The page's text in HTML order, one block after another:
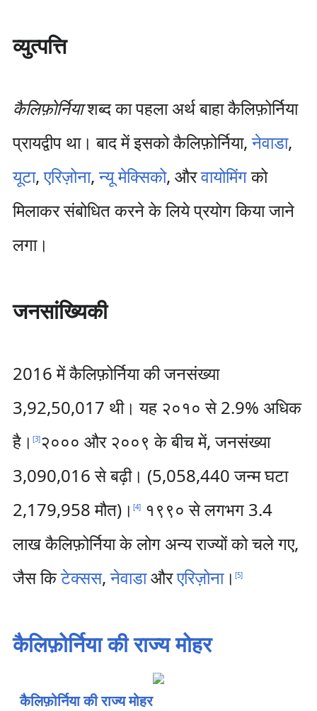
व्युत्पत्ति
कैलिफ़ोर्नियाशब्द का पहला अर्थ बाहा कैलिफ़ोर्निया
प्रायद्वीप था। बाद में इसको कैलिफ़ोर्निया,नेवाडा,
यूटा,एरिज़ोना,न्यू मेक्सिको, औरवायोमिंगको
मिलाकर संबोधित करने के लिये प्रयोग किया जाने
लगा।
जनसांख्यिकी
2016 में कैलिफ़ोर्निया की जनसंख्या
3,92,50,017 थी। यह २०१० से 2.9% अधिक
है। [3]२००० और २००९ के बीच में, जनसंख्या
3,090,016 से बढ़ी। (5,058,440 जन्म घटा
2,179,958 मौत)। [4]१९९० से लगभग 3.4
लाख कैलिफ़ोर्निया के लोग अन्य राज्यों को चले गए,
जैस किटेक्सस,नेवाडाऔरएरिज़ोना। [5]
कैलिफ़ोर्निया की राज्य मोहर
कैलिफ़ोर्निया की राज्य मोहर